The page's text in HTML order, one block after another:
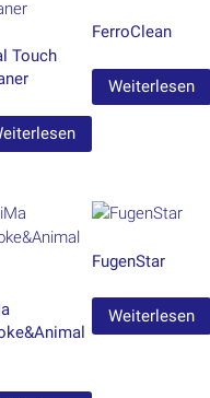
Touch
FerroClean
Weiterlesen
FugenStar
Weiterlesen